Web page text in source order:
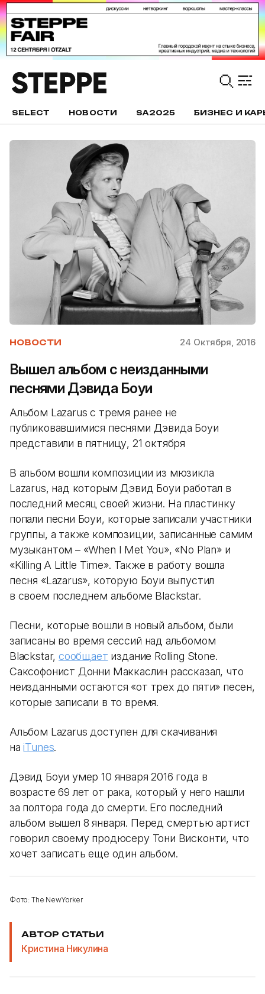
SELECT НОВОСТИ SA2025 БИЗНЕС И
НОВОСТИ 24 Октября, 2016
Вышел альбом с неизданными
песнями Дэвида Боуи
Альбом Lazarus с тремя ранее не
публиковавшимися песнями Дэвида Боуи
представили в пятницу, 21 октября
В альбом вошли композиции из мюзикла
Lazarus, над которым Дэвид Боуи работал в
последний месяц своей жизни. На пластинку
попали песни Боуи, которые записали участники
группы, а также композиции, записанные самим
музыкантом – «When I Met You», «No Plan» и
«Killing A Little Time». Также в работу вошла
песня «Lazarus», которую Боуи выпустил
в своем последнем альбоме Blackstar.
Песни, которые вошли в новый альбом, были
записаны во время сессий над альбомом
Blackstar,сообщает издание Rolling Stone.
Саксофонист Донни Маккаслин рассказал, что
неизданными остаются «от трех до пяти» песен,
которые записали в то время.
Альбом Lazarus доступен для скачивания
наiTunes.
Дэвид Боуи умер 10 января 2016 года в
возрасте 69 лет от рака, который у него нашли
за полтора года до смерти. Его последний
альбом вышел 8 января. Перед смертью артист
говорил своему продюсеру Тони Висконти, что
хочет записать еще один альбом.
Фото: The NewYorker
АВТОР СТАТЬИ
Кристина Никулина